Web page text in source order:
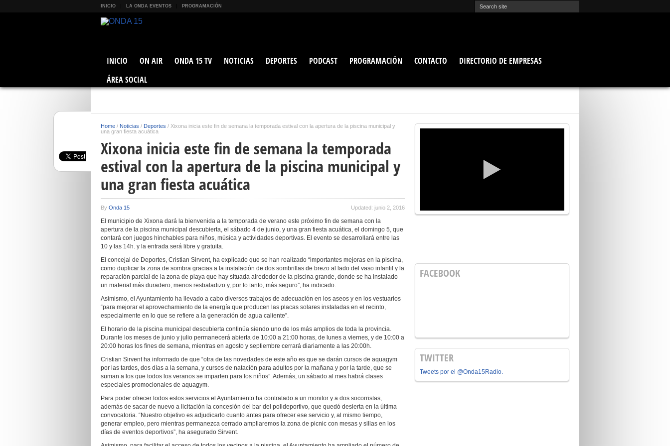
INICIO LA ONDA EVENTOS PROGRAMACIÓN
INICIO ON AIR ONDA 15 TV NOTICIAS DEPORTES PODCAST PROGRAMACIÓN CONTACTO
DIRECTORIO DE EMPRESAS
ÁREA SOCIAL
Home / Noticias / Deportes / Xixona inicia este fin de semana la temporada estival con la apertura de la piscina municipal y
una gran fiesta acuática
Xixona inicia este fin de semana la temporada
estival con la apertura de la piscina municipal y
una gran fiesta acuática
By Onda 15 Updated: junio 2, 2016
El municipio de Xixona dará la bienvenida a la temporada de verano este próximo fin de semana con la
apertura de la piscina municipal descubierta, el sábado 4 de junio, y una gran fiesta acuática, el domingo 5, que
contará con juegos hinchables para niños, música y actividades deportivas. El evento se desarrollará entre las
10 y las 14h. y la entrada será libre y gratuita.
El concejal de Deportes, Cristian Sirvent, ha explicado que se han realizado “importantes mejoras en la piscina,
como duplicar la zona de sombra gracias a la instalación de dos sombrillas de brezo al lado del vaso infantil y la
reparación parcial de la zona de playa que hay situada alrededor de la piscina grande, donde se ha instalado
un material más duradero, menos resbaladizo y, por lo tanto, más seguro”, ha indicado.
Asimismo, el Ayuntamiento ha llevado a cabo diversos trabajos de adecuación en los aseos y en los vestuarios
“para mejorar el aprovechamiento de la energía que producen las placas solares instaladas en el recinto,
especialmente en lo que se refiere a la generación de agua caliente”.
El horario de la piscina municipal descubierta continúa siendo uno de los más amplios de toda la provincia.
Durante los meses de junio y julio permanecerá abierta de 10:00 a 21:00 horas, de lunes a viernes, y de 10:00 a
20:00 horas los fines de semana, mientras en agosto y septiembre cerrará diariamente a las 20:00h.
Cristian Sirvent ha informado de que “otra de las novedades de este año es que se darán cursos de aquagym
por las tardes, dos días a la semana, y cursos de natación para adultos por la mañana y por la tarde, que se
suman a los que todos los veranos se imparten para los niños”. Además, un sábado al mes habrá clases
especiales promocionales de aquagym.
Para poder ofrecer todos estos servicios el Ayuntamiento ha contratado a un monitor y a dos socorristas,
además de sacar de nuevo a licitación la concesión del bar del polideportivo, que quedó desierta en la última
convocatoria. “Nuestro objetivo es adjudicarlo cuanto antes para ofrecer ese servicio y, al mismo tiempo,
generar empleo, pero mientras permanezca cerrado ampliaremos la zona de picnic con mesas y sillas en los
días de eventos deportivos”, ha asegurado Sirvent.
FACEBOOK
TWITTER
Tweets por el @Onda15Radio.